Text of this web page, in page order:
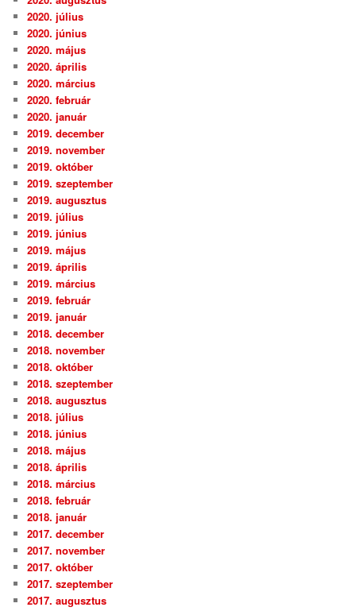
2020. július
2020. június
2020. május
2020. április
2020. március
2020. február
2020. január
2019. december
2019. november
2019. október
2019. szeptember
2019. augusztus
2019. július
2019. június
2019. május
2019. április
2019. március
2019. február
2019. január
2018. december
2018. november
2018. október
2018. szeptember
2018. augusztus
2018. július
2018. június
2018. május
2018. április
2018. március
2018. február
2018. január
2017. december
2017. november
2017. október
2017. szeptember
2017. augusztus